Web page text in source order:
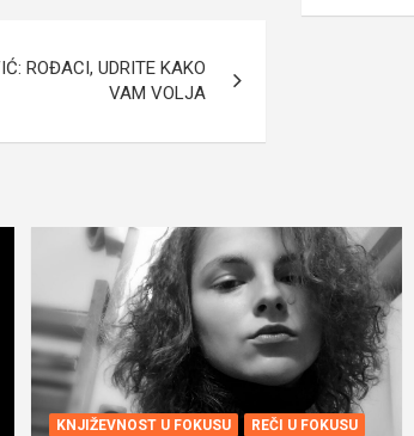
ROĐACI, UDRITE KAKO
VAM VOLJA
KNJIŽEVNOST U FOKUSU REČI U FOKUSU